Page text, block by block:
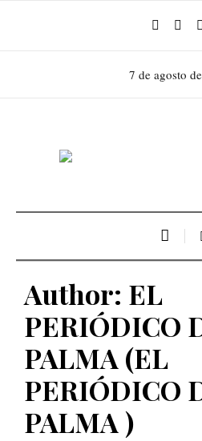
7 de agosto
Author: EL
PERIÓDICO
PALMA (EL
PERIÓDICO
PALMA )